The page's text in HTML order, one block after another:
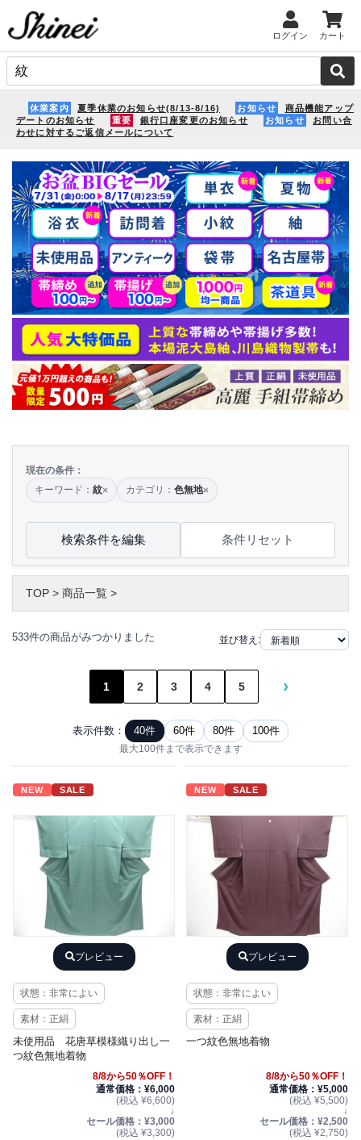
ログイン カート
休業案内 夏季休業のお知らせ(8/13-8/16) お知らせ
商品機能アップ
デートのお知らせ
重要 銀行口座変更のお知らせ お知らせ
お問い合
わせに対するご返信メールについて
現在の条件：
キーワード： 紋× カテゴリ： 色無地×
検索条件を編集 条件リセット
TOP > 商品一覧 >
533件の商品がみつかりました 並び替え:
1 2 3 4 5 ›
表示件数： 40件 60件 80件 100件
最大100件まで表示できます
NEW SALE
プレビュー
状態：非常によい
素材：正絹
未使用品 花唐草模様織り出し一
つ紋色無地着物
8/8から50％OFF！
通常価格：¥6,000
(税込 ¥6,600)
↓
セール価格：¥3,000
(税込 ¥3,300)
NEW SALE
プレビュー
状態：非常によい
素材：正絹
一つ紋色無地着物
8/8から50％OFF！
通常価格：¥5,000
(税込 ¥5,500)
↓
セール価格：¥2,500
(税込 ¥2,750)